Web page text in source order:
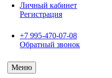
Личный кабинет
Регистрация
+7 995-470-07-08
Обратный звонок
Меню